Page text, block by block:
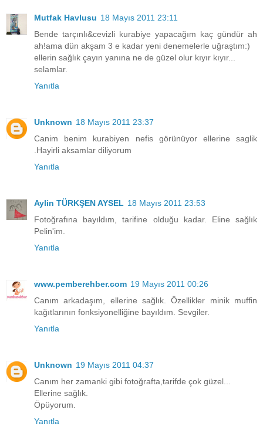
Mutfak Havlusu 18 Mayıs 2011 23:11
Bende tarçınlı&cevizli kurabiye yapacağım kaç gündür ah
ah!ama dün akşam 3 e kadar yeni denemelerle uğraştım:)
ellerin sağlık çayın yanına ne de güzel olur kıyır kıyır...
selamlar.
Yanıtla
Unknown 18 Mayıs 2011 23:37
Canim benim kurabiyen nefis görünüyor ellerine saglik
.Hayirli aksamlar diliyorum
Yanıtla
Aylin TÜRKŞEN AYSEL 18 Mayıs 2011 23:53
Fotoğrafına bayıldım, tarifine olduğu kadar. Eline sağlık
Pelin'im.
Yanıtla
www.pemberehber.com 19 Mayıs 2011 00:26
Canım arkadaşım, ellerine sağlık. Özellikler minik muffin
kağıtlarının fonksiyonelliğine bayıldım. Sevgiler.
Yanıtla
Unknown 19 Mayıs 2011 04:37
Canım her zamanki gibi fotoğrafta,tarifde çok güzel...
Ellerine sağlık.
Öpüyorum.
Yanıtla